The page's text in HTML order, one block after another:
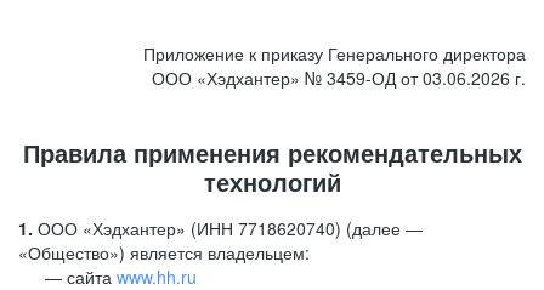
Приложение к приказу Генерального директора
ООО «Хэдхантер» № 3459-ОД от 03.06.2026 г.
Правила применения рекомендательных
технологий
1. ООО «Хэдхантер» (ИНН 7718620740) (далее —
«Общество») является владельцем:
сайта www.hh.ru